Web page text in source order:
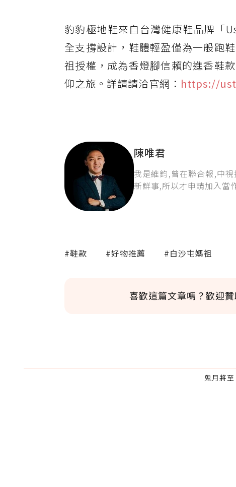
豹豹極地鞋來自台灣健康鞋品牌「
全支撐設計，鞋體輕盈僅為一般跑
祖授權，成為香燈腳信賴的進香鞋
仰之旅。詳請請洽官網： https://
陳唯君
我是維鈞,曾在聯合報,中
新鮮事,所以才申請加入當
#鞋款 #好物推薦 #白沙屯媽祖
喜歡這篇文章嗎？歡迎
鬼月將